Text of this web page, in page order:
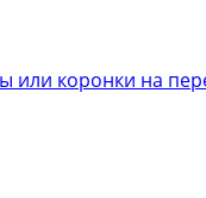
или коронки на